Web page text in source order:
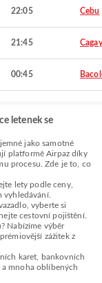
22:05 Cebu
21:45
00:45
letenek se
jako samotné
platformě Airpaz díky
procesu. Zde je to, co
lety podle ceny,
vyhledávání.
vyberte si
cestovní pojištění.
Nabízíme výběr
zážitek z
karet, bankovních
a mnoha oblíbených